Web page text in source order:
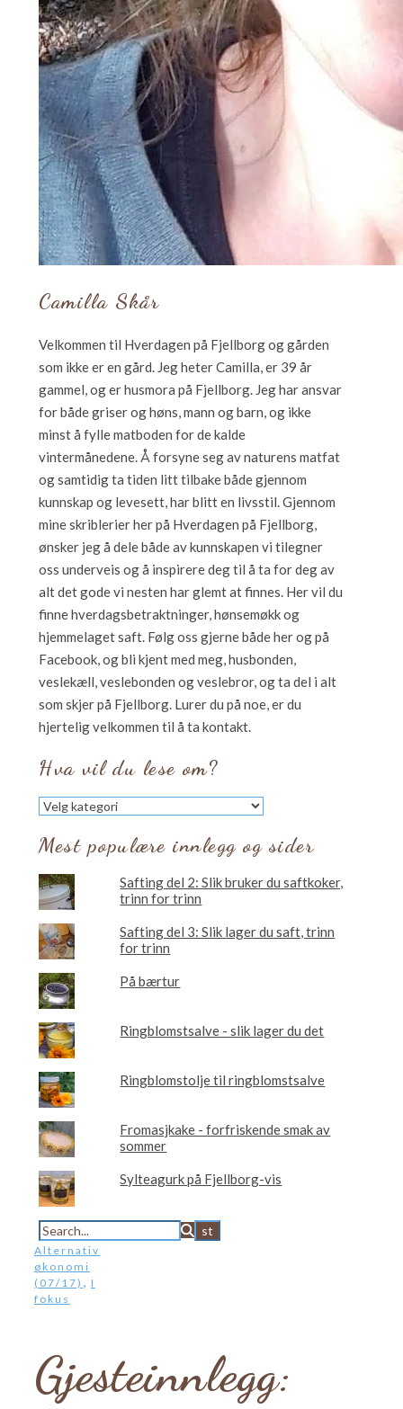
Camilla Skår
Velkommen til Hverdagen på Fjellborg og gården
som ikke er en gård. Jeg heter Camilla, er 39 år
gammel, og er husmora på Fjellborg. Jeg har ansvar
for både griser og høns, mann og barn, og ikke
minst å fylle matboden for de kalde
vintermånedene. Å forsyne seg av naturens matfat
og samtidig ta tiden litt tilbake både gjennom
kunnskap og levesett, har blitt en livsstil. Gjennom
mine skriblerier her på Hverdagen på Fjellborg,
ønsker jeg å dele både av kunnskapen vi tilegner
oss underveis og å inspirere deg til å ta for deg av
alt det gode vi nesten har glemt at finnes. Her vil du
finne hverdagsbetraktninger, hønsemøkk og
hjemmelaget saft. Følg oss gjerne både her og på
Facebook, og bli kjent med meg, husbonden,
veslekæll, veslebonden og veslebror, og ta del i alt
som skjer på Fjellborg. Lurer du på noe, er du
hjertelig velkommen til å ta kontakt.
Hva vil du lese om?
Hva
vil
du
lese
Mest populære innlegg og sider
Safting del 2: Slik bruker du saftkoker,
trinn for trinn
Safting del 3: Slik lager du saft, trinn
for trinn
På bærtur
Ringblomstsalve - slik lager du det
Ringblomstolje til ringblomstsalve
Fromasjkake - forfriskende smak av
sommer
Sylteagurk på Fjellborg-vis
Alternativ
økonomi
(07/17) , I
fokus
Gjesteinnlegg: